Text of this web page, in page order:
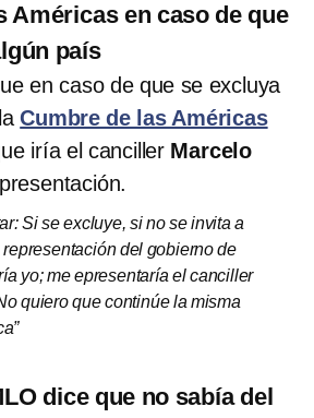
Américas en caso de que
país
en caso de que se excluya
Cumbre de las Américas
iría el canciller Marcelo
Si se excluye, si no se invita a
representación del gobierno de
yo; me epresentaría el canciller
quiero que continúe la misma
dice que no sabía del